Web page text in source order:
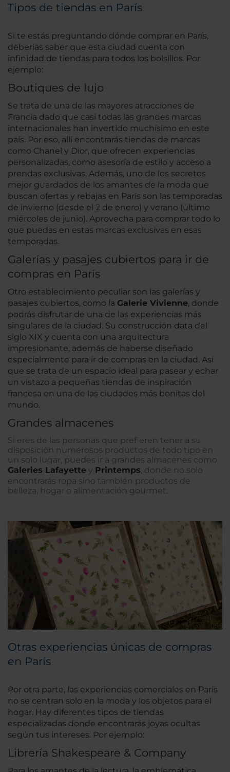
Tipos de tiendas en París
Si te estás preguntando dónde comprar en París,
deberías saber que esta ciudad cuenta con
infinidad de tiendas para todos los bolsillos. Por
ejemplo:
Boutiques de lujo
Se trata de una de las mayores atracciones de
Francia dado que casi todas las grandes marcas
internacionales han invertido muchísimo en este
país. Por eso, allí encontrarás tiendas de marcas
como Chanel y Dior, que ofrecen experiencias
personalizadas, como asesoría de estilo y acceso a
prendas exclusivas. Además, uno de los secretos
mejor guardados de los amantes de la moda que
buscan ofertas y rebajas en París son las temporadas
de invierno (desde el 2 de enero) y verano (último
miércoles de junio). Aprovecha para comprar todo lo
que puedas en estas marcas exclusivas en esas
temporadas.
Galerías y pasajes cubiertos para ir de
compras en París
Otro establecimiento peculiar son las galerías y
pasajes cubiertos, como la Galerie Vivienne, donde
podrás disfrutar de una de las experiencias más
singulares de la ciudad. Su construcción data del
siglo XIX y cuenta con una arquitectura
impresionante, además de haberse diseñado
especialmente para ir de compras en la ciudad. Así
que se trata de un espacio ideal para pasear y echar
un vistazo a pequeñas tiendas de inspiración
francesa en una de las ciudades más bonitas del
mundo.
Grandes almacenes
Si eres de las personas que prefieren tener a su
disposición numerosos productos de todo tipo en
un solo lugar, puedes ir a grandes almacenes como
Galeries Lafayette y Printemps , donde no solo
encontrarás ropa sino también productos de
belleza, hogar o alimentación gourmet.
Otras experiencias únicas de compras
en París
Por otra parte, las experiencias comerciales en París
no se centran solo en la moda y los objetos para el
hogar. Hay diferentes tipos de tiendas
especializadas donde encontrarás joyas ocultas
según tus intereses. Por ejemplo:
Librería Shakespeare & Company